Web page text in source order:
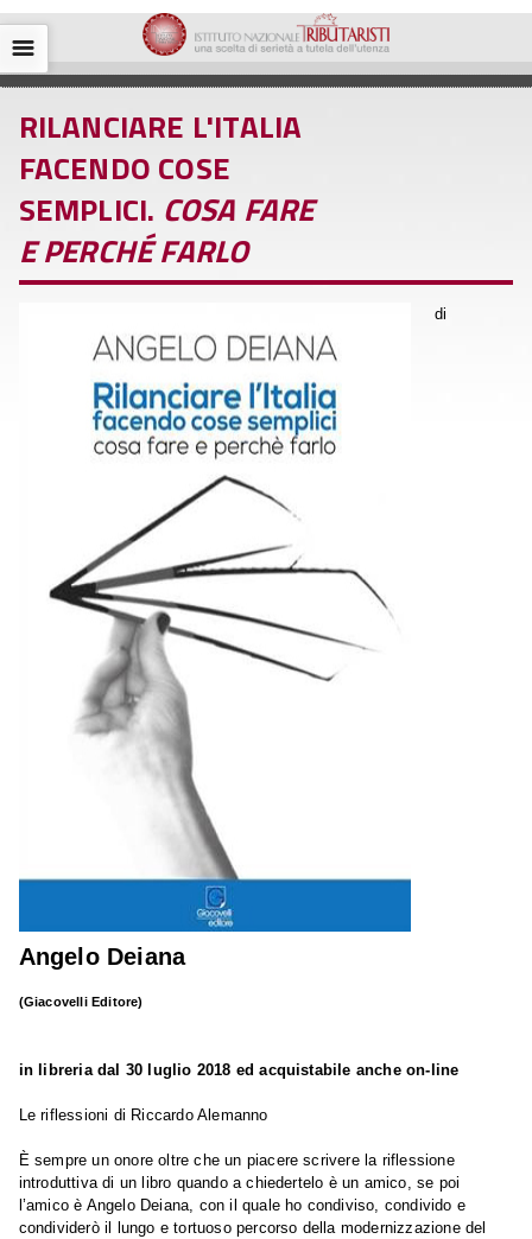
☰
RILANCIARE L'ITALIA
FACENDO COSE
SEMPLICI. COSA FARE
E PERCHÉ FARLO
di
Angelo Deiana
(Giacovelli Editore)
in libreria dal 30 luglio 2018 ed acquistabile anche on-line
Le riflessioni di Riccardo Alemanno
È sempre un onore oltre che un piacere scrivere la riflessione
introduttiva di un libro quando a chiedertelo è un amico, se poi
l’amico è Angelo Deiana, con il quale ho condiviso, condivido e
condividerò il lungo e tortuoso percorso della modernizzazione del